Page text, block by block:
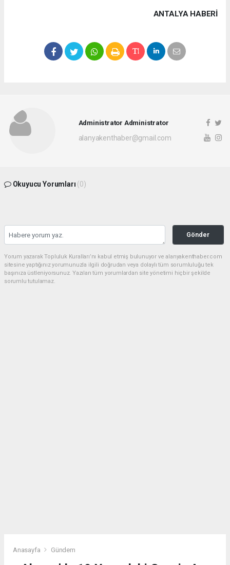
ANTALYA HABERİ
Administrator Administrator
alanyakenthaber@gmail.com
Okuyucu Yorumları (0)
Gönder
Yorum yazarak Topluluk Kuralları’nı kabul etmiş bulunuyor ve alanyakenthaber.com
sitesine yaptığınız yorumunuzla ilgili doğrudan veya dolaylı tüm sorumluluğu tek
başınıza üstleniyorsunuz. Yazılan tüm yorumlardan site yönetimi hiçbir şekilde
sorumlu tutulamaz.
Anasayfa Gündem